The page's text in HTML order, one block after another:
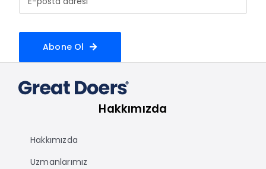
Abone Ol
Hakkımızda
Hakkımızda
Uzmanlarımız